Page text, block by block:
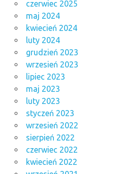
czerwiec 2025
maj 2024
kwiecień 2024
luty 2024
grudzień 2023
wrzesień 2023
lipiec 2023
maj 2023
luty 2023
styczeń 2023
wrzesień 2022
sierpień 2022
czerwiec 2022
kwiecień 2022